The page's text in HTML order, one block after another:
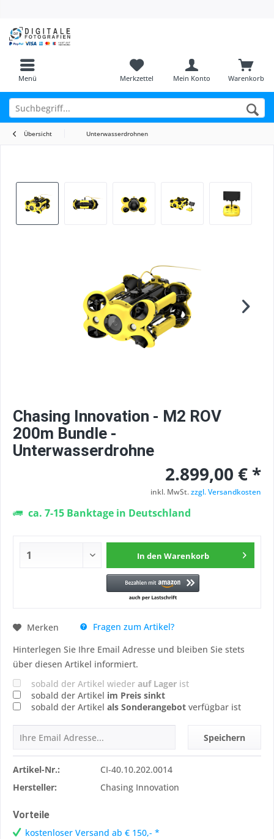
Menü Warenkorb
Merkzettel Mein Konto
Übersicht Unterwasserdrohnen
Chasing Innovation - M2 ROV
200m Bundle -
Unterwasserdrohne
2.899,00 € *
inkl. MwSt.zzgl. Versandkosten
ca. 7-15 Banktage in Deutschland
In den Warenkorb
Merken
Fragen zum Artikel?
Hinterlegen Sie Ihre Email Adresse und bleiben Sie stets
über diesen Artikel informiert.
sobald der Artikel wieder auf Lager ist
sobald der Artikel im Preis sinkt
sobald der Artikel als Sonderangebot verfügbar ist
Speichern
Artikel-Nr.:
CI-40.10.202.0014
Hersteller:
Chasing Innovation
Vorteile
kostenloser Versand ab € 150,- *